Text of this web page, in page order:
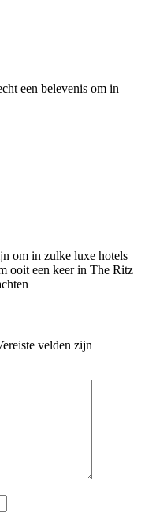
een belevenis om in
om in zulke luxe hotels
ooit een keer in The Ritz
velden zijn